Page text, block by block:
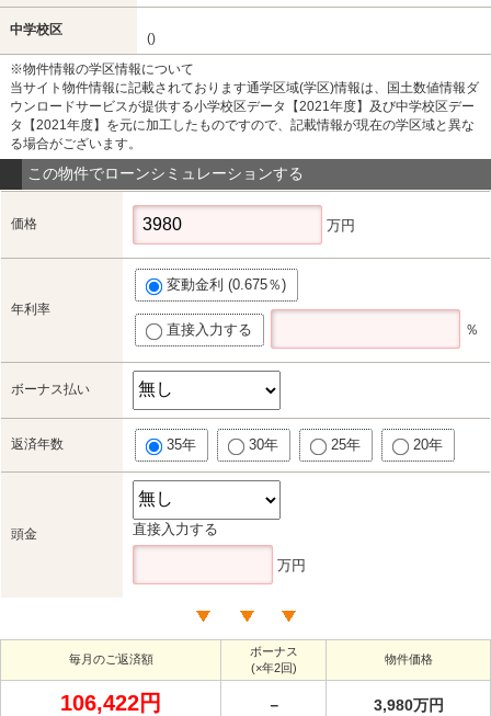
中学校区
()
※物件情報の学区情報について
当サイト物件情報に記載されております通学区域(学区)情報は、国土数値情報ダ
ウンロードサービスが提供する小学校区データ【2021年度】及び中学校区デー
タ【2021年度】を元に加工したものですので、記載情報が現在の学区域と異な
る場合がございます。
この物件でローンシミュレーションする
価格 万円
年利率
変動金利 (0.675％)
直接入力する ％
ボーナス払い
返済年数 35年 30年 25年 20年
頭金 直接入力する
万円
毎月のご返済額
ボーナス
(×年2回)
物件価格
106,422円 － 3,980万円